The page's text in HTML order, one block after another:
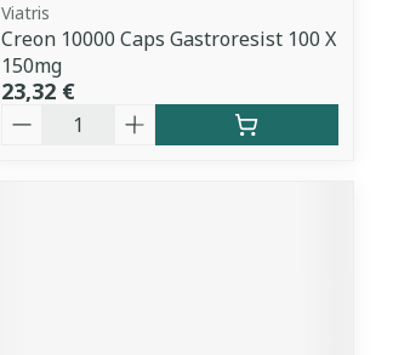
Viatris
Creon 10000 Caps Gastroresist 100 X
150mg
23,32 €
Quantité